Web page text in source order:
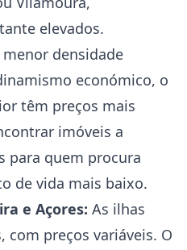
elevados.
menor densidade
económico, o
têm preços mais
imóveis a
para quem procura
de vida mais baixo.
e Açores: As ilhas
preços variáveis. O